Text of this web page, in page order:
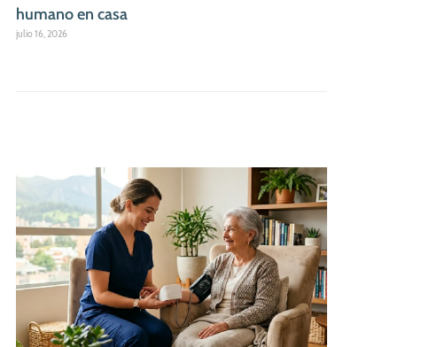
humano en casa
julio 16, 2026